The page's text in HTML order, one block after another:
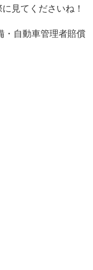
見てくださいね！
・自動車管理者賠償